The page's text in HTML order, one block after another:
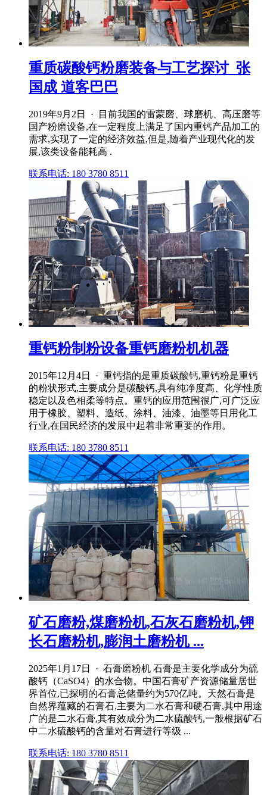
重质碳酸钙粉磨装备与工艺探讨_张
国成 道客巴巴
2019年9月2日 · 目前我国的雷蒙磨、球磨机、高压磨等
国产粉磨设备,在一定程度上满足了国内重钙产品加工的
需求,实现了一定的经济效益,但是,随着产业现代化的发
展,该类设备能耗高 .
联系电话: 180 3780 8511
重钙粉制粉设备重钙磨粉机机器
2015年12月4日 · 重钙指的是重质碳酸钙,重钙粉是重钙
的粉状形式,主要成分是碳酸钙,具有纯净度高、化学性质
稳定以及色相柔等特点。重钙的应用范围很广,可广泛应
用于橡胶、塑料、造纸、涂料、油漆、油墨等日用化工
行业,在国民经济的发展中起着非常重要的作用。
联系电话: 180 3780 8511
矿石磨粉,煤磨粉机,石灰石磨粉机,钾
长石磨粉机,膨润土磨粉机 ...
2025年1月17日 · 石膏磨粉机 石膏是主要化学成分为硫
酸钙（CaSO4）的水合物。中国石膏矿产资源储量居世
界首位,已探明的石膏总储量约为570亿吨。天然石膏是
自然界蕴藏的石膏石,主要为二水石膏和硬石膏,其中用途
广的是二水石膏,其有效成分为二水硫酸钙,一般根据矿石
中二水硫酸钙的含量对石膏进行等级 ...
联系电话: 180 3780 8511